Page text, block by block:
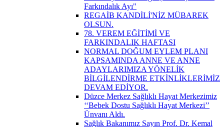
Farkındalık Ayı"
REGAİB KANDİLİ'NİZ MÜBAREK
OLSUN.
78. VEREM EĞİTİMİ VE
FARKINDALIK HAFTASI
NORMAL DOĞUM EYLEM PLANI
KAPSAMINDA ANNE VE ANNE
ADAYLARIMIZA YÖNELİK
BİLGİLENDİRME ETKİNLİKLERİMİZ
DEVAM EDİYOR.
Düzce Merkez Sağlıklı Hayat Merkezimiz
‘‘Bebek Dostu Sağlıklı Hayat Merkezi’’
Ünvanı Aldı.
Sağlık Bakanımız Sayın Prof. Dr. Kemal